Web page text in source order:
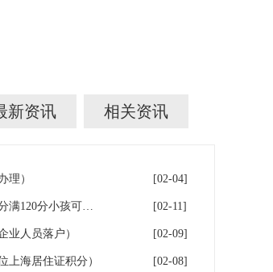
新资讯 相关资讯
理） [02-04]
落户上海：一分绊倒多少外地生（外地在上海积分满120分小孩可以考上海大学吗） [02-11]
业人员落户） [02-09]
上海居住证积分） [02-08]